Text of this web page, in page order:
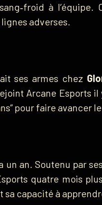
à l’équipe.
adverses.
ses armes chez
Arcane Esports
pour faire avancer
an. Soutenu par
quatre mois
sa capacité à